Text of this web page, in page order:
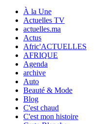
À la Une
Actuelles TV
actuelles.ma
Actus
Afric'ACTUELLES
AFRIQUE
Agenda
archive
Auto
Beauté & Mode
Blog
C'est chaud
C'est mon histoire